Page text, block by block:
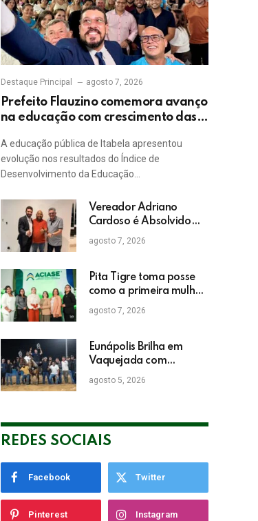
Destaque Principal agosto 7, 2026
Prefeito Flauzino comemora avanço
na educação com crescimento das
Itabela
A educação pública de Itabela apresentou
evolução nos resultados do Índice de
Desenvolvimento da Educação…
Vereador Adriano
Cardoso é Absolvido
em Julgamento por
Crime Eleitoral no TRE
agosto 7, 2026
Pita Tigre toma posse
como a primeira mulher
a presidir a ACIASE e
anuncia a retomada do
Empresarial
agosto 7, 2026
Eunápolis Brilha em
Vaquejada com
Bicampeonato de
Arnaldo Guerrieri
agosto 5, 2026
REDES SOCIAIS
Facebook Twitter
Pinterest Instagram